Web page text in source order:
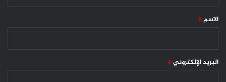
*
الاسم*
البريد الإلكتروني*